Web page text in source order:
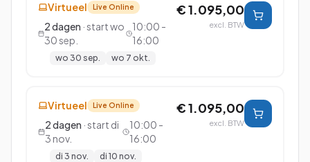
Virtueel Live Online
2dagen · startwo
30 sep.
10:00 -
16:00
wo 30 sep. wo 7 okt.
€ 1.095,00
excl. BTW
Virtueel Live Online
2dagen · start di
3 nov.
10:00 -
16:00
di 3 nov. di 10 nov.
€ 1.095,00
excl. BTW